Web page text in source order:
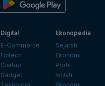
Digital
E-Commerce
Fintech
Startup
Gadget
Ekonopedia
Sejarah
Ekonomi
Profil
Istilah